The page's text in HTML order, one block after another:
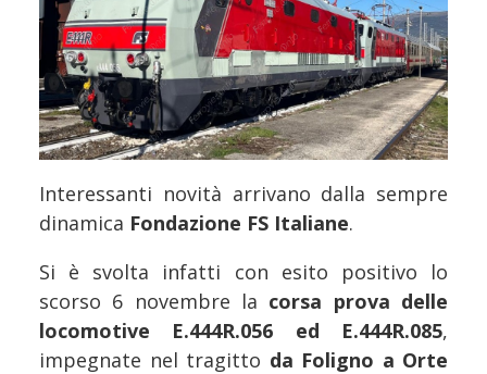
Interessanti novità arrivano dalla sempre
dinamica Fondazione FS Italiane.
Si è svolta infatti con esito positivo lo
scorso 6 novembre la corsa prova delle
locomotive E.444R.056 ed E.444R.085,
impegnate nel tragitto da Foligno a Orte